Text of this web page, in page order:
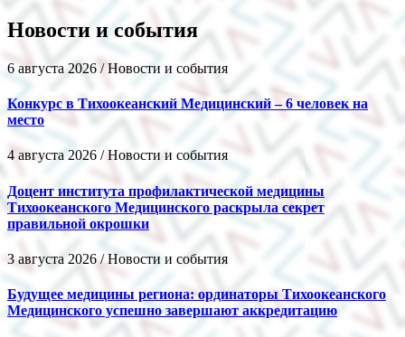
Новости и события
6 августа 2026 / Новости и события
Конкурс в Тихоокеанский Медицинский – 6 человек на
место
4 августа 2026 / Новости и события
Доцент института профилактической медицины
Тихоокеанского Медицинского раскрыла секрет
правильной окрошки
3 августа 2026 / Новости и события
Будущее медицины региона: ординаторы Тихоокеанского
Медицинского успешно завершают аккредитацию